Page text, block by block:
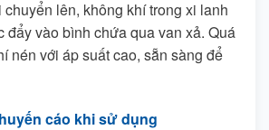
lên, không khí trong xi lanh
đẩy vào bình chứa qua van xả. Quá
nén với áp suất cao, sẵn sàng để
cáo khi sử dụng